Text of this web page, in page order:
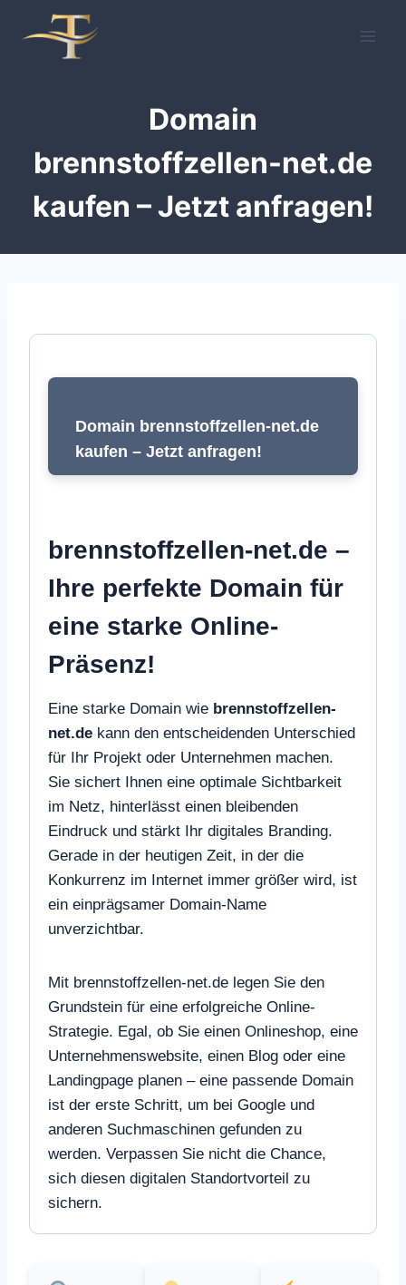
Inhalt
Domain
brennstoffzellen-net.de
kaufen – Jetzt anfragen!
Domain brennstoffzellen-net.de
kaufen – Jetzt anfragen!
brennstoffzellen-net.de –
Ihre perfekte Domain für
eine starke Online-
Präsenz!
Eine starke Domain wie brennstoffzellen-
net.de kann den entscheidenden Unterschied
für Ihr Projekt oder Unternehmen machen.
Sie sichert Ihnen eine optimale Sichtbarkeit
im Netz, hinterlässt einen bleibenden
Eindruck und stärkt Ihr digitales Branding.
Gerade in der heutigen Zeit, in der die
Konkurrenz im Internet immer größer wird, ist
ein einprägsamer Domain-Name
unverzichtbar.
Mit brennstoffzellen-net.de legen Sie den
Grundstein für eine erfolgreiche Online-
Strategie. Egal, ob Sie einen Onlineshop, eine
Unternehmenswebsite, einen Blog oder eine
Landingpage planen – eine passende Domain
ist der erste Schritt, um bei Google und
anderen Suchmaschinen gefunden zu
werden. Verpassen Sie nicht die Chance,
sich diesen digitalen Standortvorteil zu
sichern.